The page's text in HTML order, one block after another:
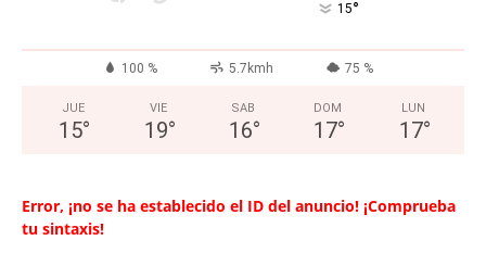
15°
100 % 5.7kmh 75 %
JUE
15°
VIE
19°
SAB
16°
DOM
17°
LUN
17°
Error, ¡no se ha establecido el ID del anuncio! ¡Comprueba
tu sintaxis!